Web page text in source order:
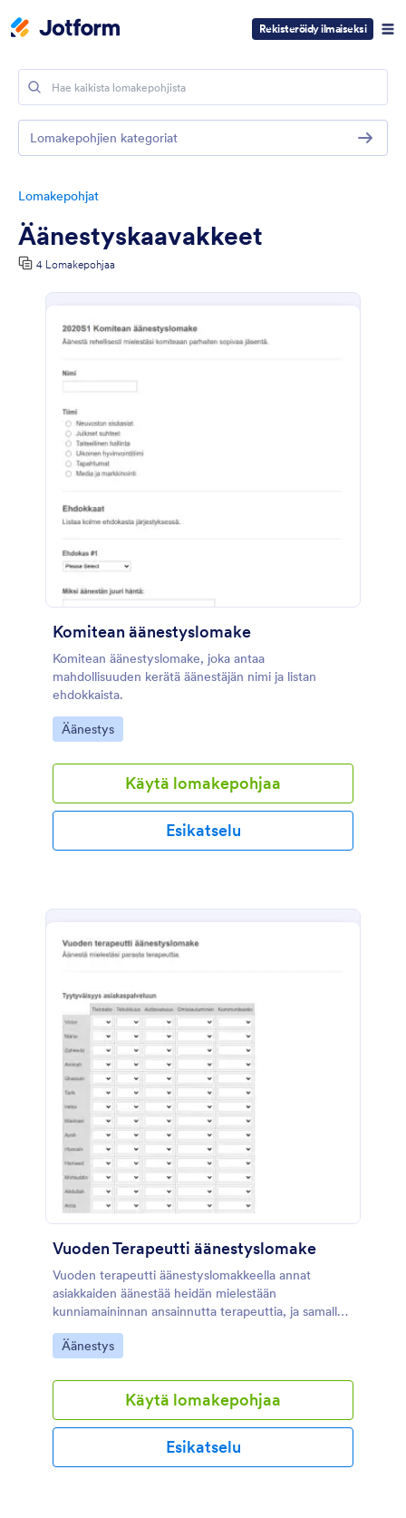
Rekisteröidy ilmaiseksi
Lomakepohjat
Äänestyskaavakkeet
4 Lomakepohjaa
Komitean äänestyslomake
Komitean äänestyslomake, joka antaa
mahdollisuuden kerätä äänestäjän nimi ja listan
ehdokkaista.
Go to Category:
Äänestys
Käytä lomakepohjaa
Esikatselu
Vuoden Terapeutti äänestyslomake
Vuoden terapeutti äänestyslomakkeella annat
asiakkaiden äänestää heidän mielestään
kunniamaininnan ansainnutta terapeuttia, ja samalla
kuulet asiakaspalautetta työntekijöistäsi.
Go to Category:
Äänestys
Käytä lomakepohjaa
Esikatselu
Lomakepohjien kategoriat